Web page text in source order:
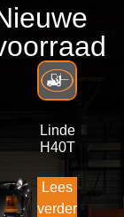
Linde
H40T
Lees
verder